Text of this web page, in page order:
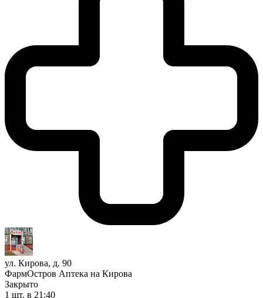
ул. Кирова, д. 90
ФармОстров Аптека на Кирова
Закрыто
1 шт. в 21:40